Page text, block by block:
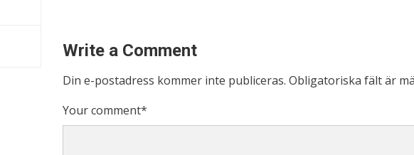
Write a Comment
Din e-postadress kommer inte publiceras. Obligatoriska fält är
Your comment*